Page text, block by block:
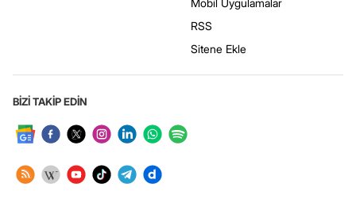
RSS
Sitene Ekle
BİZİ TAKİP EDİN